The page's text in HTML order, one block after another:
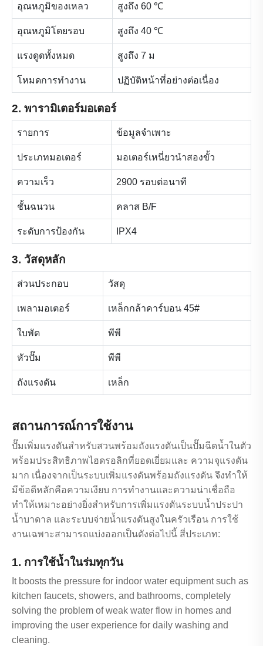
อุณหภูมิของเหลว สูงถึง 60 ℃
อุณหภูมิโดยรอบ สูงถึง 40 ℃
แรงดูดทั้งหมด สูงถึง 7 ม
โหมดการทำงาน ปฏิบัติหน้าที่อย่างต่อเนื่อง
2. พารามิเตอร์มอเตอร์
รายการ ข้อมูลจำเพาะ
ประเภทมอเตอร์ มอเตอร์เหนี่ยวนำสองขั้ว
ความเร็ว 2900 รอบต่อนาที
ชั้นฉนวน คลาส B/F
ระดับการป้องกัน IPX4
3. วัสดุหลัก
ส่วนประกอบ วัสดุ
เพลามอเตอร์ เหล็กกล้าคาร์บอน 45#
ใบพัด พีพี
หัวปั๊ม พีพี
ถังแรงดัน เหล็ก
สถานการณ์การใช้งาน
ปั๊มเพิ่มแรงดันสำหรับสวนพร้อมถังแรงดันเป็นปั๊มฉีดน้ำในตัว
พร้อมประสิทธิภาพไฮดรอลิกที่ยอดเยี่ยมและ ความจุแรงดัน
มาก เนื่องจากเป็นระบบเพิ่มแรงดันพร้อมถังแรงดัน จึงทำให้
มีข้อดีหลักคือความเงียบ การทำงานและความน่าเชื่อถือ
ทำให้เหมาะอย่างยิ่งสำหรับการเพิ่มแรงดันระบบน้ำประปา
น้ำบาดาล และระบบจ่ายน้ำแรงดันสูงในครัวเรือน การใช้
งานเฉพาะสามารถแบ่งออกเป็นดังต่อไปนี้ สี่ประเภท:
1. การใช้น้ำในร่มทุกวัน
It boosts the pressure for indoor water equipment such as
kitchen faucets, showers, and bathrooms, completely
solving the problem of weak water flow in homes and
improving the user experience for daily washing and
cleaning.